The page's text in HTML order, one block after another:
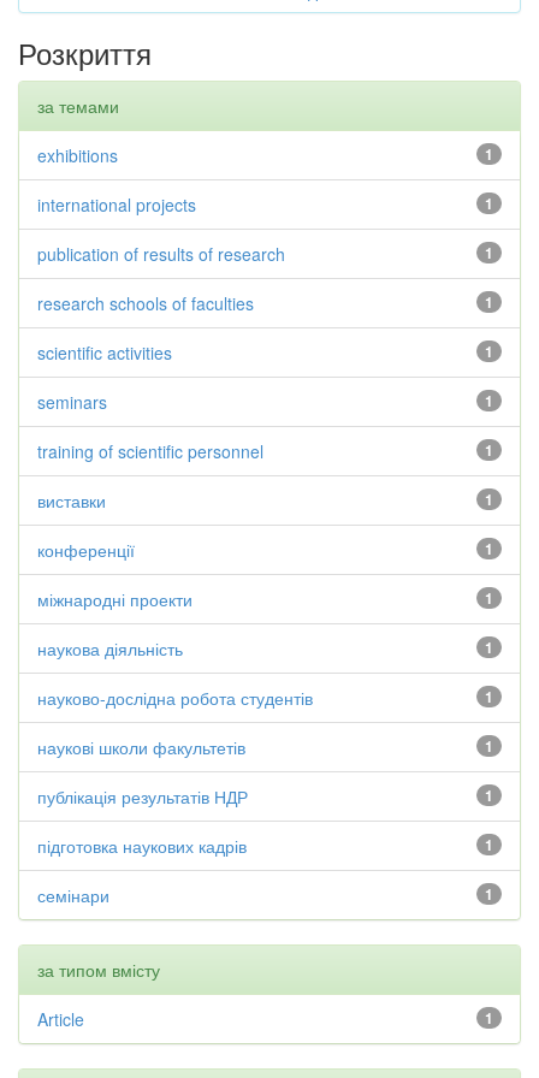
Розкриття
за темами
1
exhibitions
1
international projects
1
publication of results of research
1
research schools of faculties
1
scientific activities
1
seminars
1
training of scientific personnel
1
виставки
1
конференції
1
міжнародні проекти
1
наукова діяльність
1
науково-дослідна робота студентів
1
наукові школи факультетів
1
публікація результатів НДР
1
підготовка наукових кадрів
1
семінари
за типом вмісту
1
Article